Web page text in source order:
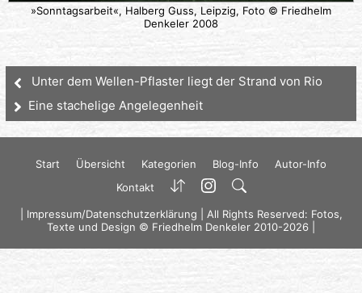
»Sonntagsarbeit«, Halberg Guss, Leipzig, Foto © Friedhelm
Denkeler 2008
Unter dem Wellen-Pflaster liegt der Strand von Rio
Eine stachelige Angelegenheit
Start Übersicht Kategorien Blog-Info
Autor-Info
Kontakt
Impressum/Datenschutzerklärung | All Rights Reserved: Fotos,
Texte und Design © Friedhelm Denkeler 2010-2026 |